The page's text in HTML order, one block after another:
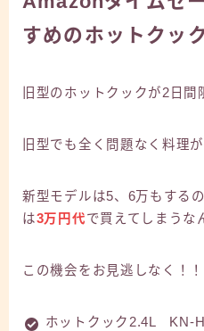
すめのホットクッ
旧型のホットクックが2日間
旧型でも全く問題なく料理が
新型モデルは5、6万もする
は3万円代で買えてしまうな
この機会をお見逃しなく！！
ホットクック2.4L KN-